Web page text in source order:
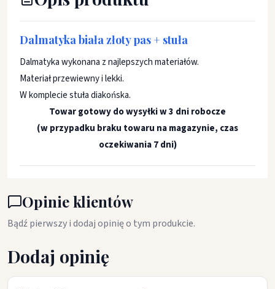
Dalmatyka biała złoty pas + stuła
Dalmatyka wykonana z najlepszych materiałów.
Materiał przewiewny i lekki.
W komplecie stuła diakońska.
Towar gotowy do wysyłki w 3 dni robocze
(w przypadku braku towaru na magazynie, czas
oczekiwania 7 dni)
Opinie klientów
Bądź pierwszy i dodaj opinię o tym produkcie.
Dodaj opinię